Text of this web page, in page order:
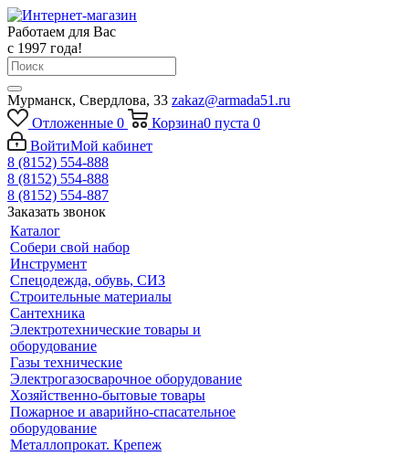
Работаем для Вас
с 1997 года!
Мурманск, Свердлова, 33 zakaz@armada51.ru
Отложенные 0 Корзина0 пуста 0
ВойтиМой кабинет
8 (8152) 554-888
8 (8152) 554-888
8 (8152) 554-887
Заказать звонок
Каталог
Собери свой набор
Инструмент
Спецодежда, обувь, СИЗ
Строительные материалы
Сантехника
Электротехнические товары и
оборудование
Газы технические
Электрогазосварочное оборудование
Хозяйственно-бытовые товары
Пожарное и аварийно-спасательное
оборудование
Металлопрокат. Крепеж